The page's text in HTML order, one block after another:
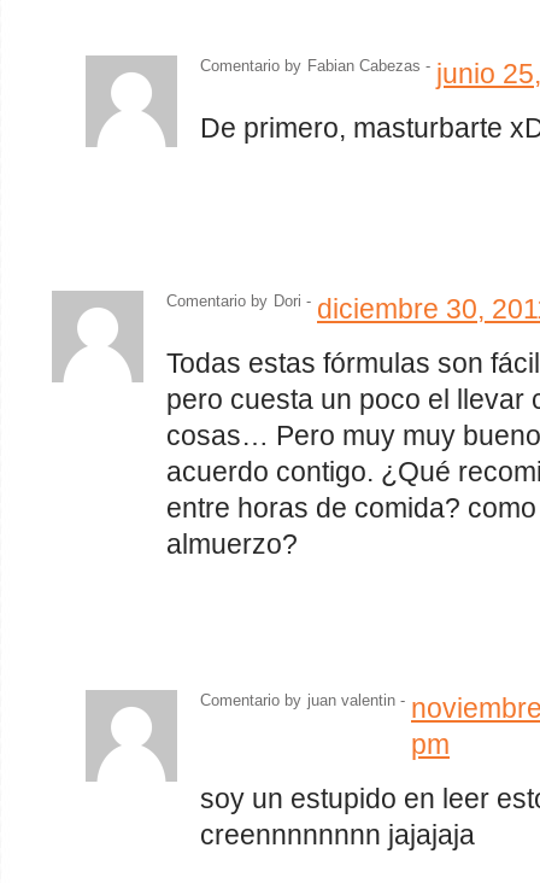
Comentario by Fabian Cabezas - junio
De primero, masturbarte
Comentario by Dori - diciembre 30,
Todas estas fórmulas son
pero cuesta un poco el llevar
cosas… Pero muy muy
acuerdo contigo. ¿Qué
entre horas de comida?
almuerzo?
Comentario by juan valentin -
pm
soy un estupido en leer
creennnnnnnn jajajaja